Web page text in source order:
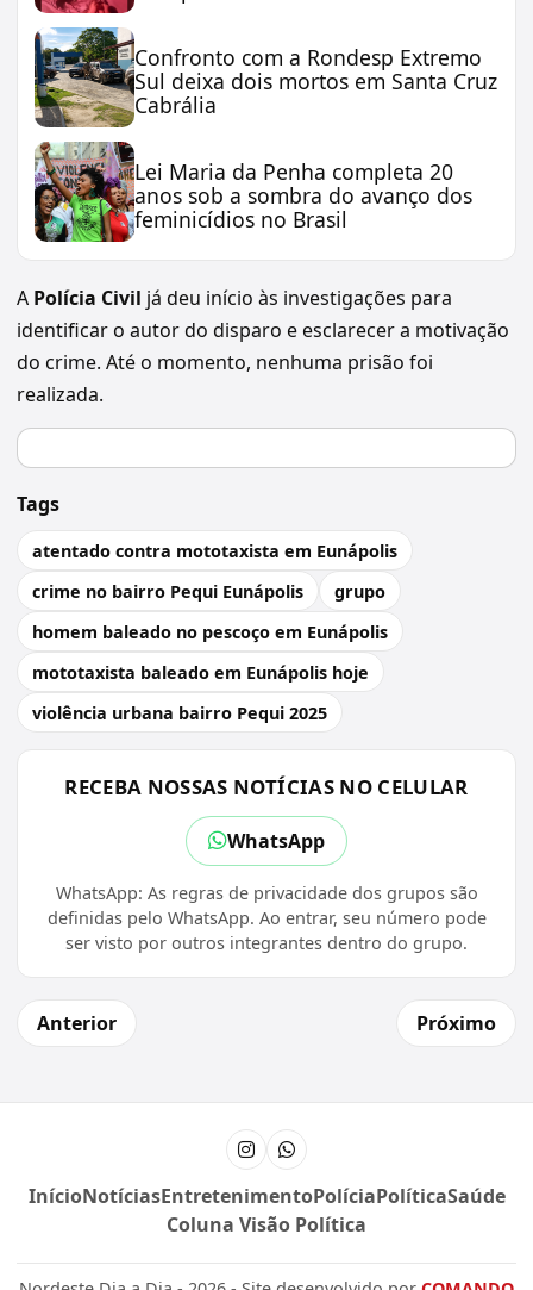
Confronto com a Rondesp Extremo
Sul deixa dois mortos em Santa Cruz
Cabrália
Lei Maria da Penha completa 20
anos sob a sombra do avanço dos
feminicídios no Brasil
A Polícia Civil já deu início às investigações para
identificar o autor do disparo e esclarecer a motivação
do crime. Até o momento, nenhuma prisão foi
realizada.
Tags
atentado contra mototaxista em Eunápolis
crime no bairro Pequi Eunápolis
grupo
homem baleado no pescoço em Eunápolis
mototaxista baleado em Eunápolis hoje
violência urbana bairro Pequi 2025
RECEBA NOSSAS NOTÍCIAS NO CELULAR
WhatsApp
WhatsApp: As regras de privacidade dos grupos são
definidas pelo WhatsApp. Ao entrar, seu número pode
ser visto por outros integrantes dentro do grupo.
Anterior Próximo
InstagramCanal do WhatsApp
InícioNotíciasEntretenimentoPolíciaPolíticaSaúde
Coluna Visão Política